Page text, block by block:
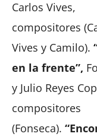
Carlos Vives,
compositores
Vives y Camilo).
en la frente”,
y Julio Reyes
compositores
(Fonseca).